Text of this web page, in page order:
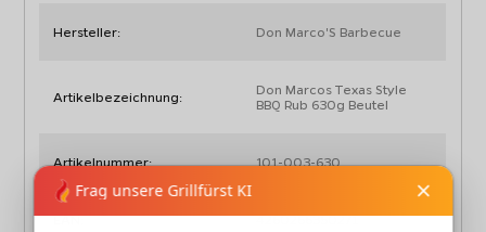
Hersteller: Don Marco'S Barbecue
Artikelbezeichnung:
Don Marcos Texas Style
BBQ Rub 630g Beutel
Artikelnummer: 101-003-630
EAN: 4260266350271